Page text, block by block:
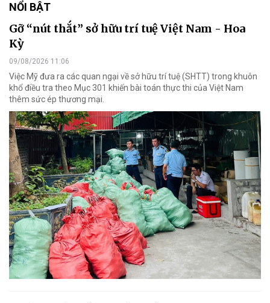
NỔI BẬT
Gỡ “nút thắt” sở hữu trí tuệ Việt Nam - Hoa
Kỳ
09/08/2026 11:06
Việc Mỹ đưa ra các quan ngại về sở hữu trí tuệ (SHTT) trong khuôn
khổ điều tra theo Mục 301 khiến bài toán thực thi của Việt Nam
thêm sức ép thương mại.